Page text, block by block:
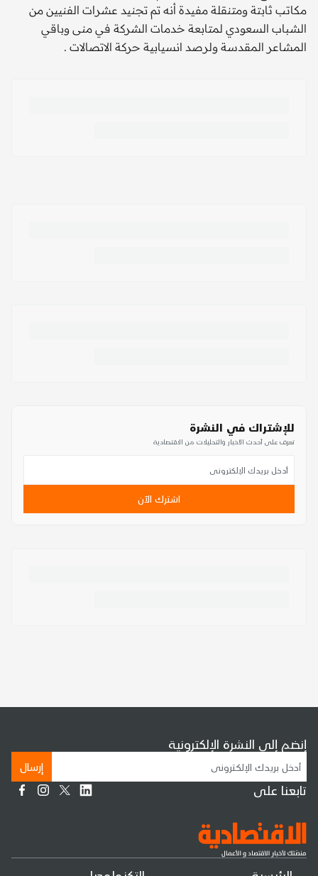
مكاتب ثابتة ومتنقلة مفيدة أنه تم تجنيد عشرات الفنيين من
الشباب السعودي لمتابعة خدمات الشركة في منى وباقي
المشاعر المقدسة ولرصد انسيابية حركة الاتصالات .
للإشتراك في النشرة
تعرف على أحدث الأخبار والتحليلات من الاقتصادية
اشترك الآن
إنضم إلى النشرة الإلكترونية
إرسال
تابعنا على